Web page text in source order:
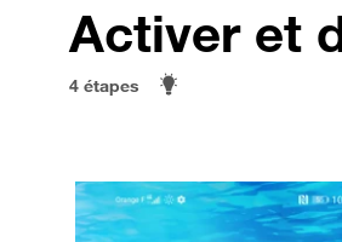
Activer et
4 étapes